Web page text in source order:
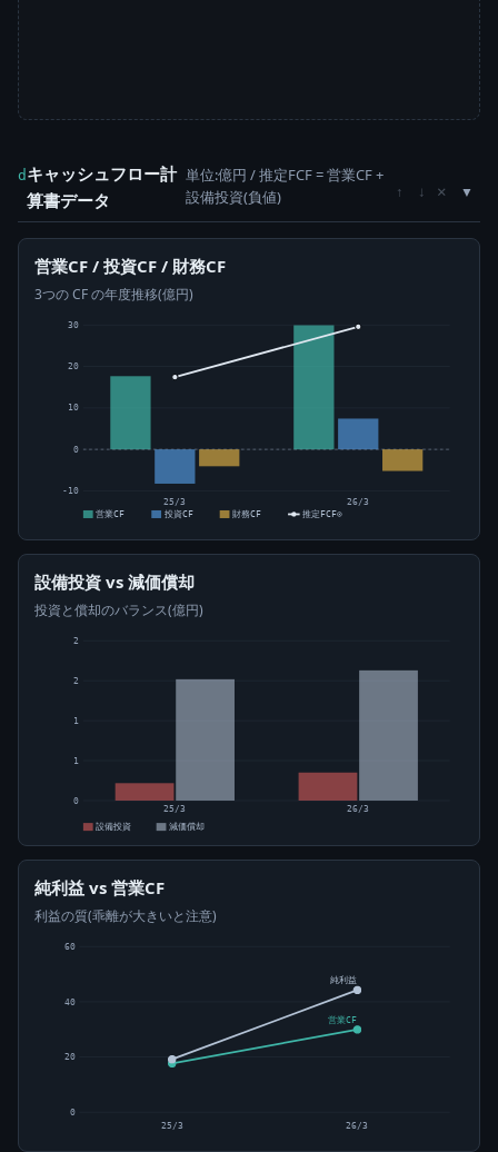
d キャッシュフロー計
算書データ
単位:億円 / 推定FCF = 営業CF +
設備投資(負値)
↑ ↓ ×
営業CF / 投資CF / 財務CF
3つの CF の年度推移(億円)
-10
0
10
20
30
25/3
26/3
営業CF
投資CF 財務CF 推定FCF⊙
設備投資 vs 減価償却
投資と償却のバランス(億円)
0
1
1
2
2
25/3
26/3
設備投資
減価償却
純利益 vs 営業CF
利益の質(乖離が大きいと注意)
0
20
40
60
営業CF
純利益
25/3 26/3